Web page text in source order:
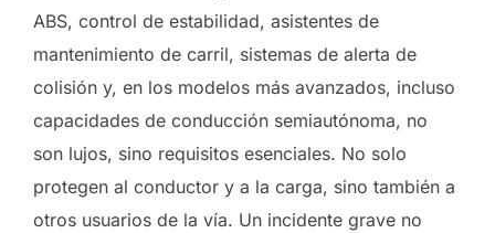
ABS, control de estabilidad, asistentes de
mantenimiento de carril, sistemas de alerta de
colisión y, en los modelos más avanzados, incluso
capacidades de conducción semiautónoma, no
son lujos, sino requisitos esenciales. No solo
protegen al conductor y a la carga, sino también a
otros usuarios de la vía. Un incidente grave no